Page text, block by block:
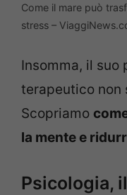
Come il mare può
stress –
Insomma, il suo
terapeutico non
Scopriamo
la mente e
Psicologia,